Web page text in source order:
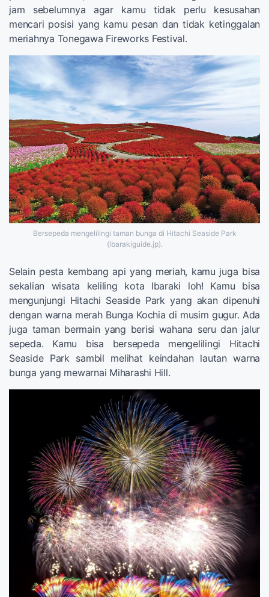
jam sebelumnya agar kamu tidak perlu kesusahan
mencari posisi yang kamu pesan dan tidak ketinggalan
meriahnya Tonegawa Fireworks Festival.
Bersepeda mengelilingi taman bunga di Hitachi Seaside Park
(ibarakiguide.jp).
Selain pesta kembang api yang meriah, kamu juga bisa
sekalian wisata keliling kota Ibaraki loh! Kamu bisa
mengunjungi Hitachi Seaside Park yang akan dipenuhi
dengan warna merah Bunga Kochia di musim gugur. Ada
juga taman bermain yang berisi wahana seru dan jalur
sepeda. Kamu bisa bersepeda mengelilingi Hitachi
Seaside Park sambil melihat keindahan lautan warna
bunga yang mewarnai Miharashi Hill.